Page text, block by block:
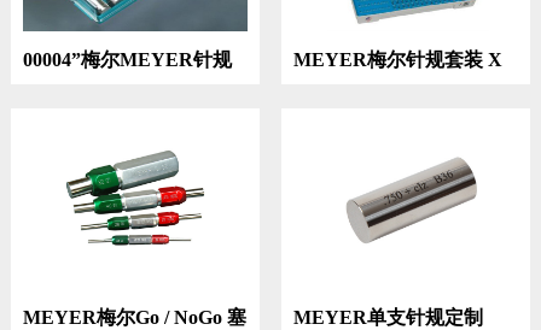
00004”梅尔MEYER针规
MEYER梅尔针规套装 X
MEYER梅尔Go / NoGo 塞
MEYER单支针规定制